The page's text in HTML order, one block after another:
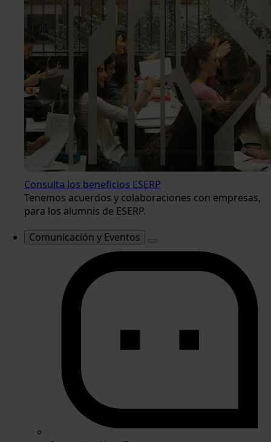
Consulta los beneficios ESERP
Tenemos acuerdos y colaboraciones con empresas,
para los alumnis de ESERP.
Comunicación y Eventos